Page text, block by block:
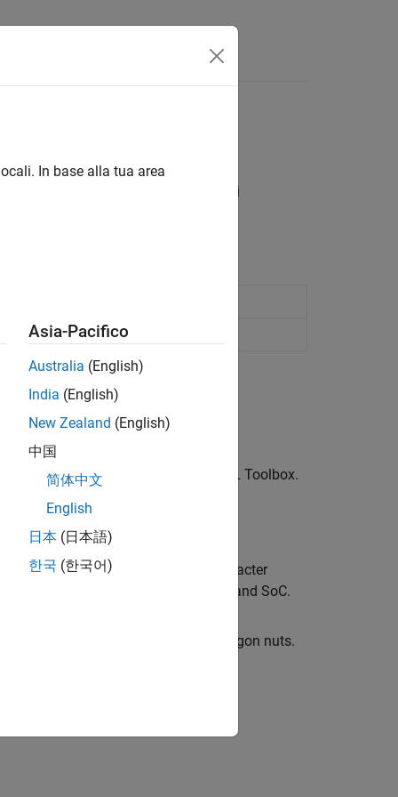
per generare codice HDL per le reti
deployment
be generated by Deep Learning HDL Toolbox.
(Deep Learning HDL Toolbox)
object that has a handwritten character
Support Package for Intel® FPGA and SoC.
defects in objects such as hexagon nuts.
In base alla tua area
Asia-Pacifico
Australia (English)
India (English)
New Zealand (English)
中国
简体中文
English
日本 (日本語)
한국 (한국어)